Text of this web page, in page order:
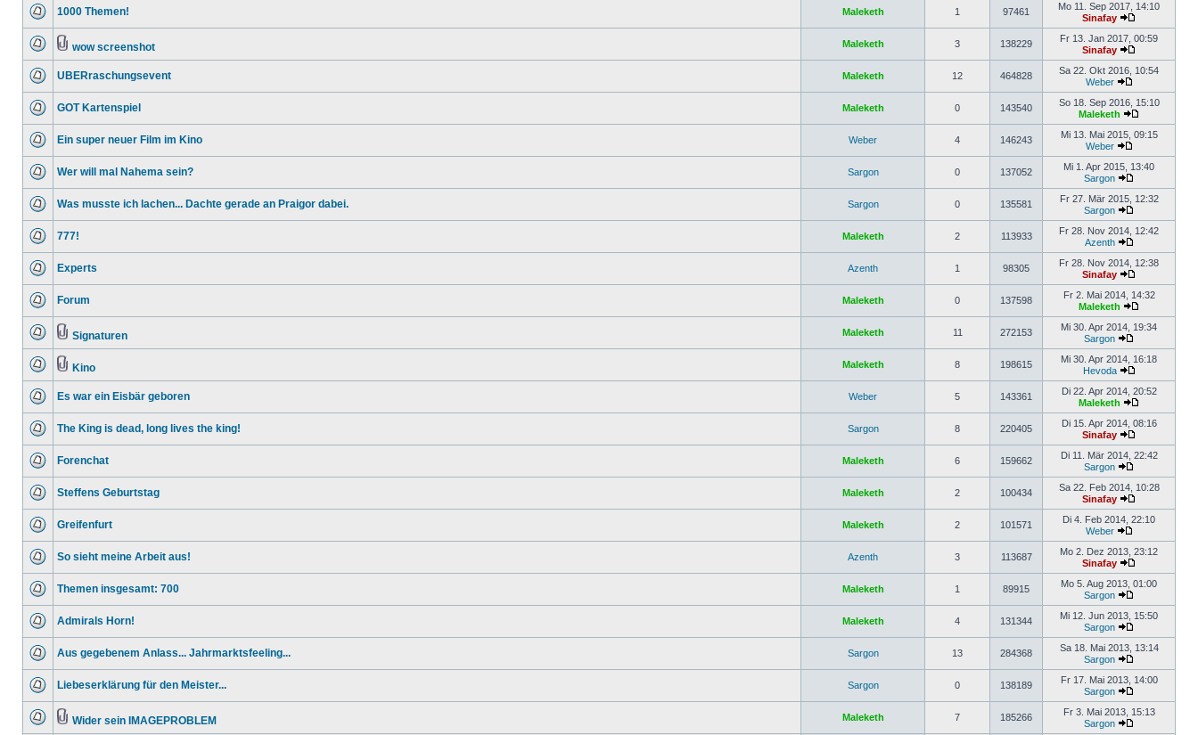
1000 Themen! Maleketh 1 97461
Mo 11. Sep 2017, 14:10
Sinafay
wow screenshot Maleketh 3 138229
Fr 13. Jan 2017, 00:59
Sinafay
UBERraschungsevent Maleketh 12 464828
Sa 22. Okt 2016, 10:54
Weber
GOT Kartenspiel Maleketh 0 143540
So 18. Sep 2016, 15:10
Maleketh
Ein super neuer Film im Kino Weber 4 146243
Mi 13. Mai 2015, 09:15
Weber
Wer will mal Nahema sein? Sargon 0 137052
Mi 1. Apr 2015, 13:40
Sargon
Was musste ich lachen... Dachte gerade an Praigor dabei. Sargon 0 135581
Fr 27. Mär 2015, 12:32
Sargon
777! Maleketh 2 113933
Fr 28. Nov 2014, 12:42
Azenth
Experts Azenth 1 98305
Fr 28. Nov 2014, 12:38
Sinafay
Forum Maleketh 0 137598
Fr 2. Mai 2014, 14:32
Maleketh
Signaturen Maleketh 11 272153
Mi 30. Apr 2014, 19:34
Sargon
Kino Maleketh 8 198615
Mi 30. Apr 2014, 16:18
Hevoda
Es war ein Eisbär geboren Weber 5 143361
Di 22. Apr 2014, 20:52
Maleketh
The King is dead, long lives the king! Sargon 8 220405
Di 15. Apr 2014, 08:16
Sinafay
Forenchat Maleketh 6 159662
Di 11. Mär 2014, 22:42
Sargon
Steffens Geburtstag Maleketh 2 100434
Sa 22. Feb 2014, 10:28
Sinafay
Greifenfurt Maleketh 2 101571
Di 4. Feb 2014, 22:10
Weber
So sieht meine Arbeit aus! Azenth 3 113687
Mo 2. Dez 2013, 23:12
Sinafay
Themen insgesamt: 700 Maleketh 1 89915
Mo 5. Aug 2013, 01:00
Sargon
Admirals Horn! Maleketh 4 131344
Mi 12. Jun 2013, 15:50
Sargon
Aus gegebenem Anlass... Jahrmarktsfeeling... Sargon 13 284368
Sa 18. Mai 2013, 13:14
Sargon
Liebeserklärung für den Meister... Sargon 0 138189
Fr 17. Mai 2013, 14:00
Sargon
Wider sein IMAGEPROBLEM Maleketh 7 185266
Fr 3. Mai 2013, 15:13
Sargon